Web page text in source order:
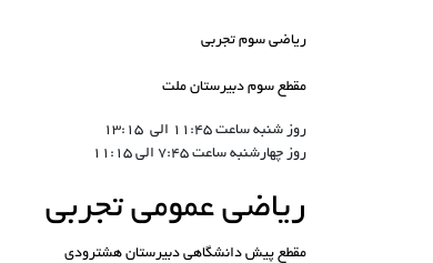
ریاضی سوم تجربی
مقطع سوم دبیرستان ملت
روز شنبه ساعت 11:45 الی 13:15
روز چهارشنبه ساعت 7:45 الی 11:15
ریاضی عمومی تجربی
مقطع پیش دانشگاهی دبیرستان هشترودی